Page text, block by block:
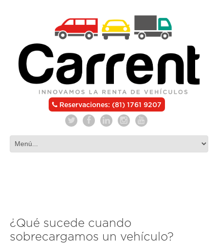
Reservaciones: (81) 1761 9207
¿Qué sucede cuando
sobrecargamos un vehículo?